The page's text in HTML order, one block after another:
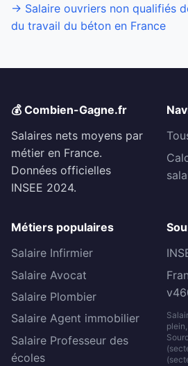
→ Salaire ouvriers non qualifiés
du travail du béton en France
💰 Combien-Gagne.fr
Salaires nets moyens par
métier en France.
Données officielles
INSEE 2024.
Métiers populaires
Salaire Infirmier
Salaire Avocat
Salaire Plombier
Salaire Agent immobilier
Salaire Professeur des
écoles